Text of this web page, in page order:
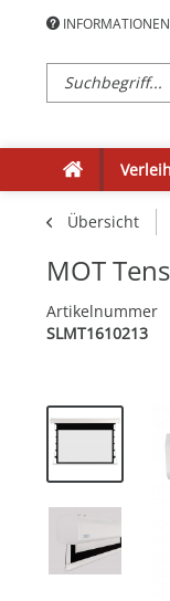
INFORMATIONEN
Verleih
Übersicht
MOT
Artikelnummer
SLMT1610213